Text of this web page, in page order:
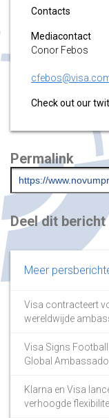
Contacts
Mediacontact
Conor Febos
Check out our
Permalink
Deel dit bericht
Meer
Visa contracteert
wereldwijde
Visa Signs
Global
Klarna en Visa
verhoogde